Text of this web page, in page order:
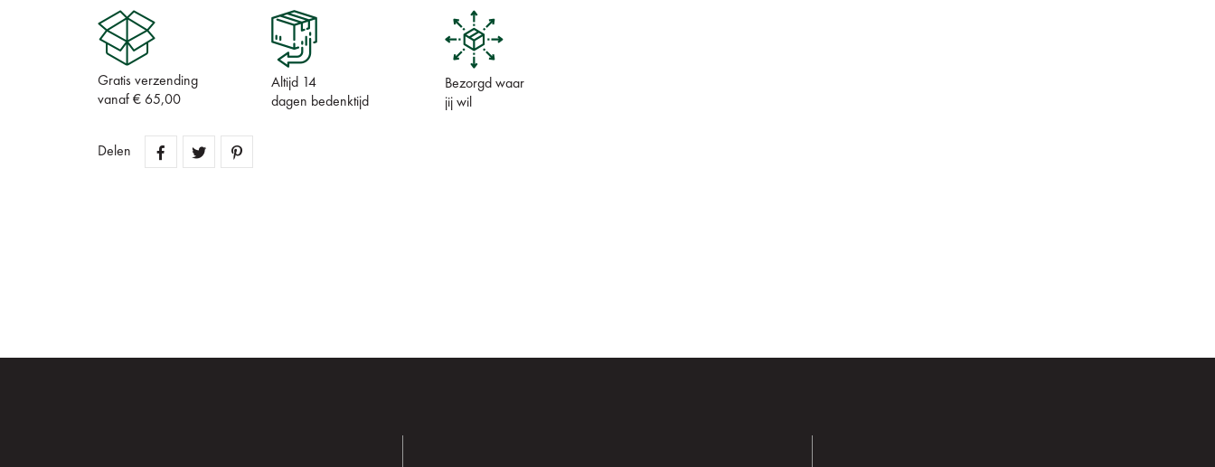
Gratis verzending
vanaf € 65,00
Altijd 14
dagen bedenktijd
Bezorgd waar
jij wil
Delen